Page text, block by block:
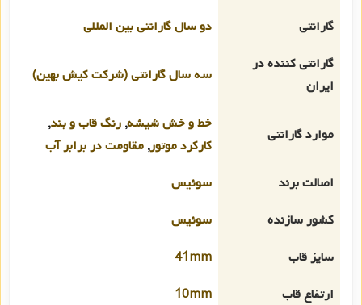
گارانتی
دو سال گارانتی بین المللی
گارانتی کننده در
ایران
سه سال گارانتی (شرکت کیش بهین)
موارد گارانتی
خط و خش شیشه, رنگ قاب و بند,
کارکرد موتور, مقاومت در برابر آب
اصالت برند
سوئیس
کشور سازنده
سوئیس
سایز قاب
41mm
ارتفاع قاب
10mm